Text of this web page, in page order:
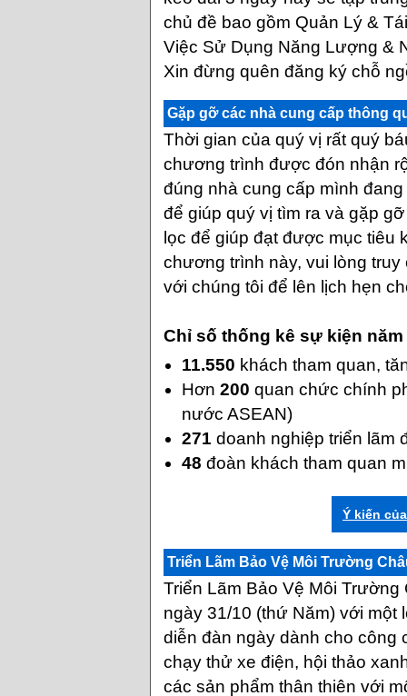
chủ đề bao gồm Quản Lý &
Việc Sử Dụng Năng Lượng &
Xin đừng quên đăng ký chỗ
Gặp gỡ các nhà cung cấp thông
Thời gian của quý vị rất quý
chương trình được đón nhận
đúng nhà cung cấp mình
để giúp quý vị tìm ra và gặp
lọc để giúp đạt được mục tiêu
chương trình này, vui lòng
với chúng tôi để lên lịch hẹn
Chỉ số thống kê sự kiện năm
11.550 khách tham quan,
Hơn 200 quan chức chính
nước ASEAN)
271 doanh nghiệp triển lãm
48 đoàn khách tham quan
Ý kiến
Triển Lãm Bảo Vệ Môi Trường
Triển Lãm Bảo Vệ Môi
ngày 31/10 (thứ Năm) với
diễn đàn ngày dành cho công
chạy thử xe điện, hội thảo
các sản phẩm thân thiên với